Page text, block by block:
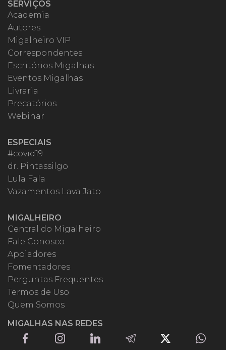
SERVIÇOS
Academia
Autores
Migalheiro VIP
Correspondentes
Escritórios Migalhas
Eventos Migalhas
Livraria
Precatórios
Webinar
ESPECIAIS
#covid19
dr. Pintassilgo
Lula Fala
Vazamentos Lava Jato
MIGALHEIRO
Central do Migalheiro
Fale Conosco
Apoiadores
Fomentadores
Perguntas Frequentes
Termos de Uso
Quem Somos
MIGALHAS NAS REDES